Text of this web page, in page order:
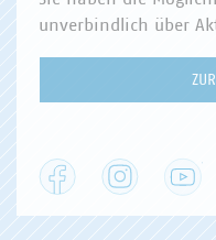
unverbindlich über
Facebook Instagram